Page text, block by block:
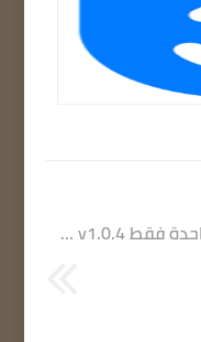
شاهد جميع أفلامك بنقرة واحدة فقط Qiplex Filmographer v1.0.4